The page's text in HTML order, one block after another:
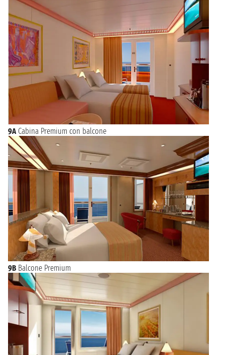
9A Cabina Premium con balcone
9B Balcone Premium